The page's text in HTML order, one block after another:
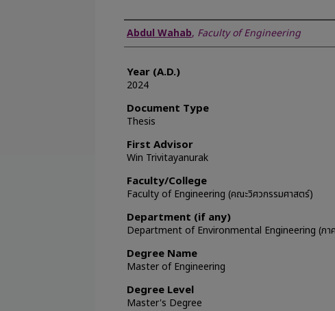
Author
Abdul Wahab, Faculty of Engineering
Year (A.D.)
2024
Document Type
Thesis
First Advisor
Win Trivitayanurak
Faculty/College
Faculty of Engineering (คณะวิศวกรรมศาสตร์)
Department (if any)
Department of Environmental Engineering (ภา
Degree Name
Master of Engineering
Degree Level
Master's Degree